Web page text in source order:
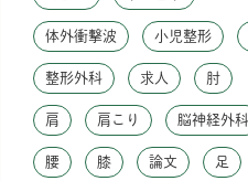
体外衝撃波 小児整形
整形外科 求人 肘
肩 肩こり 脳神経外科
腰 膝 論文 足